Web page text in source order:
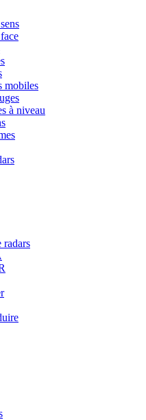
mobiles
à niveau
radars